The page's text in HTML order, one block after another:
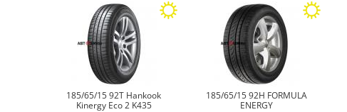
185/65/15 92H FORMULA
ENERGY
185/65/15 88T FORMULA
ENERGY